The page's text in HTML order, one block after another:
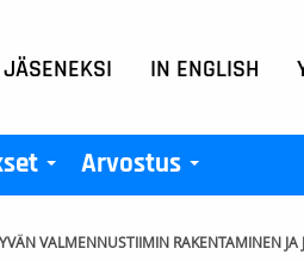
IN ENGLISH
Arvostus
VALMENNUSTIIMIN RAKENTAMINEN JA